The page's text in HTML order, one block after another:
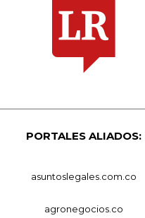
PORTALES ALIADOS:
asuntoslegales.com.co
agronegocios.co